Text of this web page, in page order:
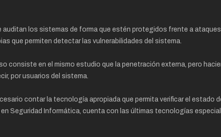
los sistemas de forma que estén protegidos frente a
que permiten detectar las vulnerabilidades del sistema.
consiste en el mismo estudio que la penetración externa, pero
por usuarios del sistema.
contar la tecnología apropiada que permita verificar el estado
Seguridad Informática, cuenta con las últimas tecnologías